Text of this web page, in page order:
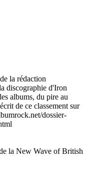
la rédaction
discographie d'Iron
albums, du pire au
de ce classement sur
dossier-
la New Wave of British